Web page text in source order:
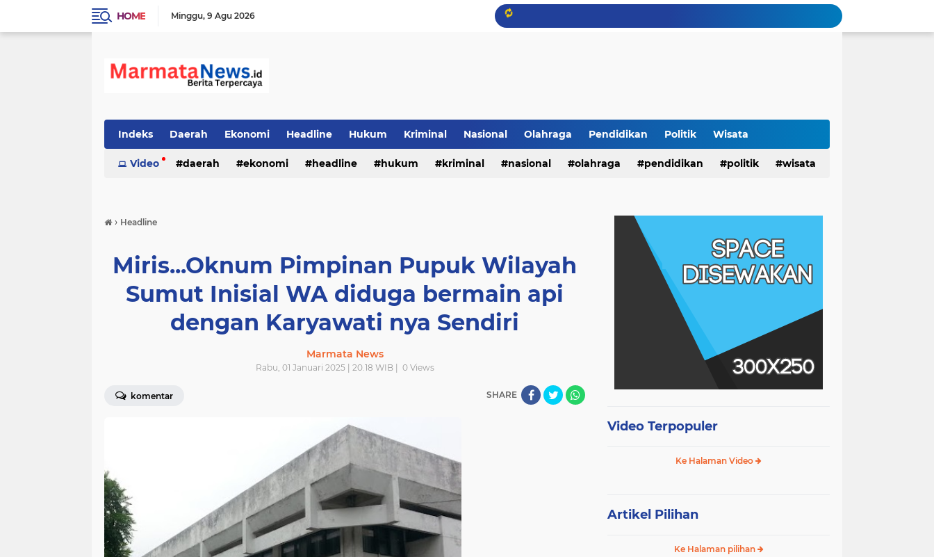
HOME Minggu 9 Agu 2026
Indeks Daerah Ekonomi Headline Hukum Kriminal Nasional Olahraga Pendidikan Politik Wisata
Video daerah ekonomi headline hukum kriminal nasional olahraga pendidikan politik wisata
› Headline
Miris...Oknum Pimpinan Pupuk Wilayah
Sumut Inisial WA diduga bermain api
dengan Karyawati nya Sendiri
Marmata News
Rabu, 01 Januari 2025 | 20.18 WIB | 0Views
komentar SHARE
Video Terpopuler
Ke Halaman Video
Artikel Pilihan
Ke Halaman pilihan